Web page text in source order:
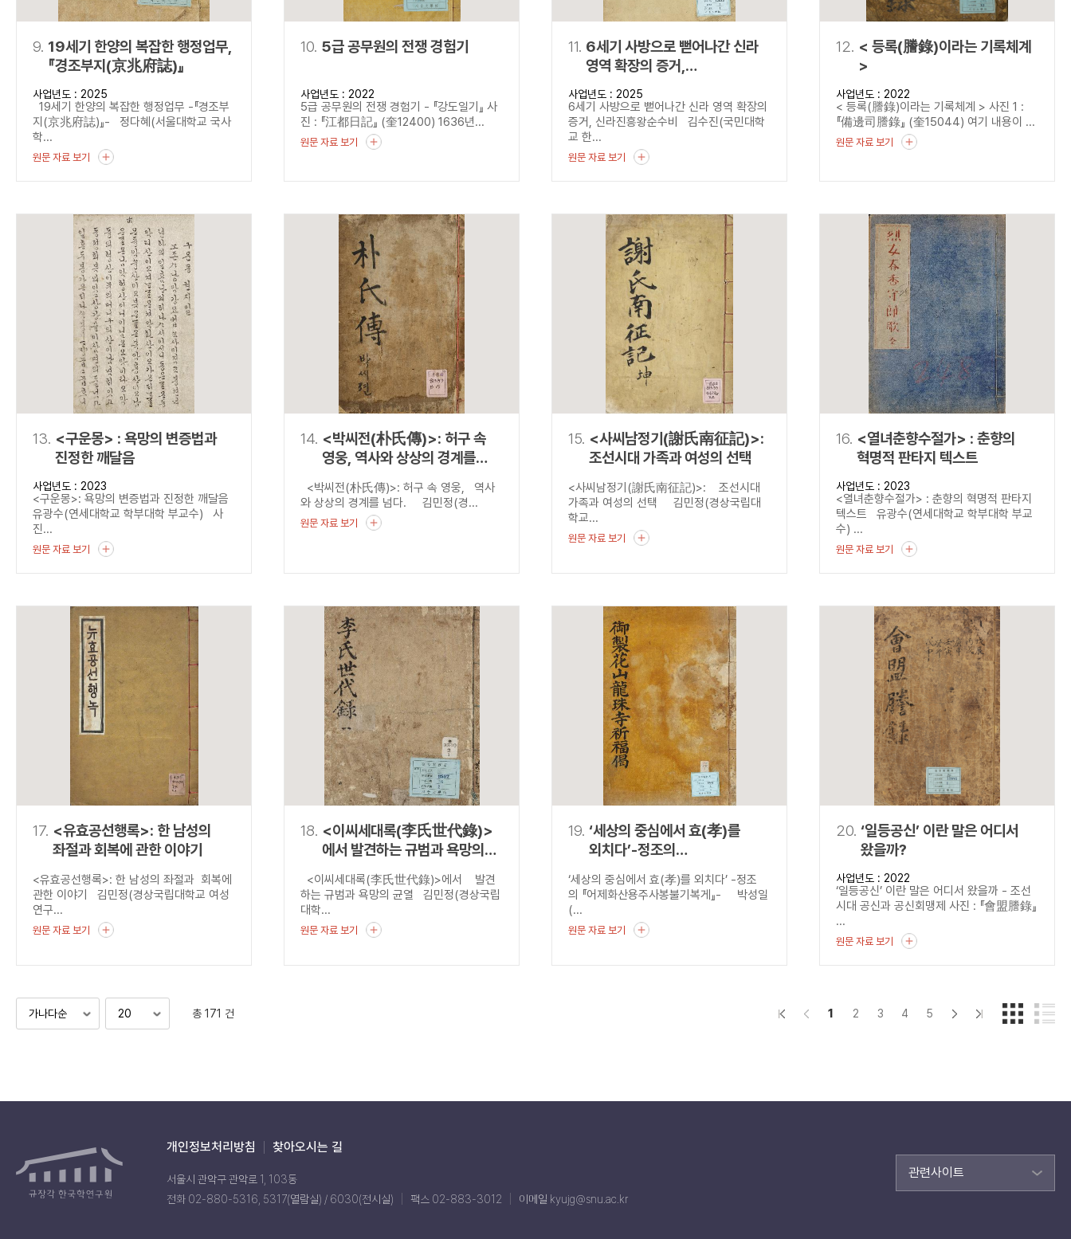
9. 19세기 한양의 복잡한 행정업무,
『경조부지(京兆府誌)』
사업년도 : 2025
19세기 한양의 복잡한 행정업무 -『경조부
지(京兆府誌)』- 정다혜(서울대학교 국사
학...
원문 자료 보기
10. 5급 공무원의 전쟁 경험기
사업년도 : 2022
5급 공무원의 전쟁 경험기 - 『강도일기』 사
진 : 『江都日記』 (奎12400) 1636년...
원문 자료 보기
11. 6세기 사방으로 뻗어나간 신라
영역 확장의 증거,
신라진흥왕순수비
사업년도 : 2025
6세기 사방으로 뻗어나간 신라 영역 확장의
증거, 신라진흥왕순수비 김수진(국민대학
교 한...
원문 자료 보기
12. < 등록(謄錄)이라는 기록체계
>
사업년도 : 2022
< 등록(謄錄)이라는 기록체계 > 사진 1 :
『備邊司謄錄』 (奎15044) 여기 내용이 ...
원문 자료 보기
13. <구운몽> : 욕망의 변증법과
진정한 깨달음
사업년도 : 2023
<구운몽>: 욕망의 변증법과 진정한 깨달음
유광수(연세대학교 학부대학 부교수) 사
진...
원문 자료 보기
14. <박씨전(朴氏傳)>: 허구 속
영웅, 역사와 상상의 경계를
<박씨전(朴氏傳)>: 허구 속 영웅, 역사
와 상상의 경계를 넘다. 김민정(경...
원문 자료 보기
15. <사씨남정기(謝氏南征記)>:
조선시대 가족과 여성의 선택
<사씨남정기(謝氏南征記)>: 조선시대
가족과 여성의 선택 김민정(경상국립대
학교...
원문 자료 보기
16. <열녀춘향수절가> : 춘향의
혁명적 판타지 텍스트
사업년도 : 2023
<열녀춘향수절가> : 춘향의 혁명적 판타지
텍스트 유광수(연세대학교 학부대학 부교
수) ...
원문 자료 보기
17. <유효공선행록>: 한 남성의
좌절과 회복에 관한 이야기
<유효공선행록>: 한 남성의 좌절과 회복에
관한 이야기 김민정(경상국립대학교 여성
연구...
원문 자료 보기
18. <이씨세대록(李氏世代錄)>
에서 발견하는 규범과 욕망의
<이씨세대록(李氏世代錄)>에서 발견
하는 규범과 욕망의 균열 김민정(경상국립
대학...
원문 자료 보기
19. ‘세상의 중심에서 효(孝)를
외치다’-정조의
『어제화산용주사봉불기복게』-
‘세상의 중심에서 효(孝)를 외치다’ -정조
의 『어제화산용주사봉불기복게』- 박성일
(...
원문 자료 보기
20. ‘일등공신’ 이란 말은 어디서
왔을까?
사업년도 : 2022
‘일등공신’ 이란 말은 어디서 왔을까 - 조선
시대 공신과 공신회맹제 사진 : 『會盟謄錄』
...
원문 자료 보기
총 171 건 1 2 3 4 5
개인정보처리방침 찾아오시는 길
서울시 관악구 관악로 1, 103동
전화 02-880-5316, 5317(열람실) / 6030(전시실)
팩스 02-883-3012 이메일 kyujg@snu.ac.kr
관련사이트